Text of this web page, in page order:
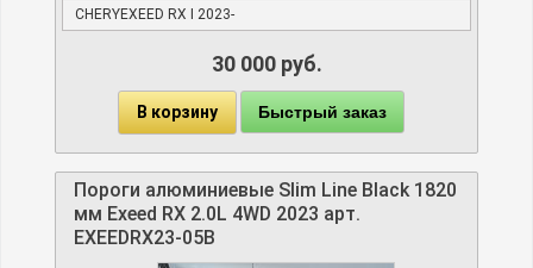
CHERYEXEED RX I 2023-
30 000 руб.
В корзину Быстрый заказ
Пороги алюминиевые Slim Line Black 1820
мм Exeed RX 2.0L 4WD 2023 арт.
EXEEDRX23-05B